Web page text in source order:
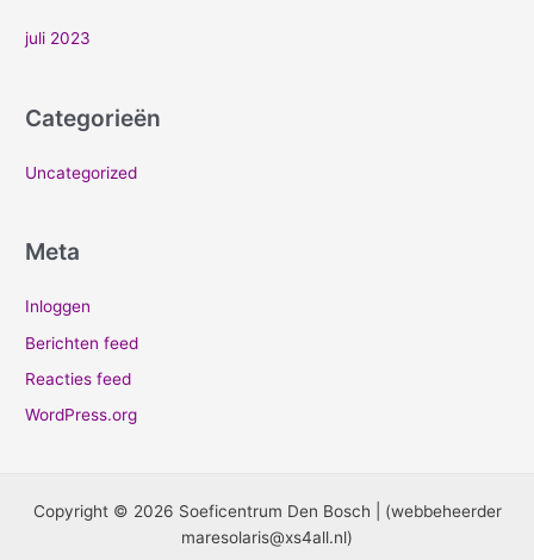
juli 2023
Categorieën
Uncategorized
Meta
Inloggen
Berichten feed
Reacties feed
WordPress.org
Copyright © 2026 Soeficentrum Den Bosch | (webbeheerder
maresolaris@xs4all.nl)